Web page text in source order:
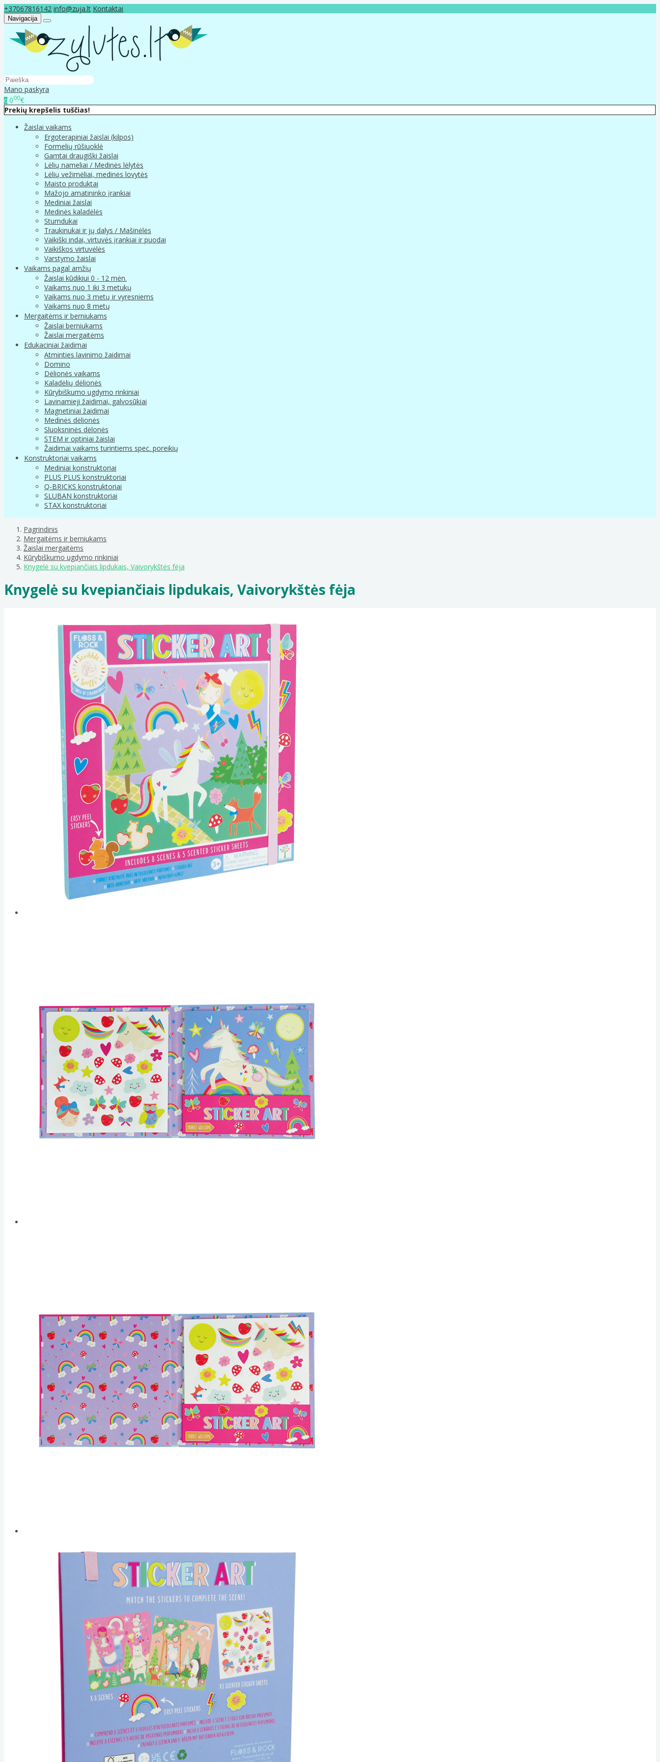
+37067816142 info@zuja.lt Kontaktai
Navigacija
Mano paskyra
0 000€
Prekių krepšelis tuščias!
Žaislai vaikams
Ergoterapiniai žaislai (kilpos)
Formelių rūšiuoklė
Gamtai draugiški žaislai
Lėlių nameliai / Medinės lėlytės
Lėlių vežimėliai, medinės lovytės
Maisto produktai
Mažojo amatininko įrankiai
Mediniai žaislai
Medinės kaladėlės
Stumdukai
Traukinukai ir jų dalys / Mašinėlės
Vaikiški indai, virtuvės įrankiai ir puodai
Vaikiškos virtuvėlės
Varstymo žaislai
Vaikams pagal amžių
Žaislai kūdikiui 0 - 12 mėn.
Vaikams nuo 1 iki 3 metukų
Vaikams nuo 3 metų ir vyresniems
Vaikams nuo 8 metų
Mergaitėms ir berniukams
Žaislai berniukams
Žaislai mergaitėms
Edukaciniai žaidimai
Atminties lavinimo žaidimai
Domino
Dėlionės vaikams
Kaladėlių dėlionės
Kūrybiškumo ugdymo rinkiniai
Lavinamieji žaidimai, galvosūkiai
Magnetiniai žaidimai
Medinės dėlionės
Sluoksninės dėlonės
STEM ir optiniai žaislai
Žaidimai vaikams turintiems spec. poreikių
Konstruktoriai vaikams
Mediniai konstruktoriai
PLUS PLUS konstruktoriai
Q-BRICKS konstruktoriai
SLUBAN konstruktoriai
STAX konstruktoriai
Pagrindinis
Mergaitėms ir berniukams
Žaislai mergaitėms
Kūrybiškumo ugdymo rinkiniai
Knygelė su kvepiančiais lipdukais, Vaivorykštės fėja
Knygelė su kvepiančiais lipdukais, Vaivorykštės fėja